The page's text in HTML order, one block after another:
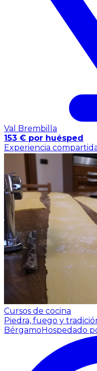
Val Brembilla
153 € por huésped
Experiencia
Cursos de cocina
Piedra, fuego y
Bérgamo Hospedado